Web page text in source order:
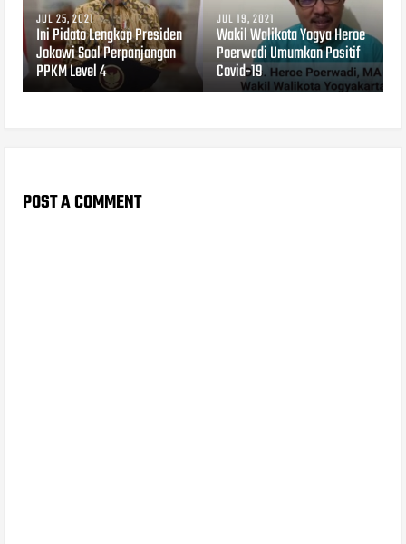
JUL 25, 2021
Ini Pidato Lengkap Presiden
Jokowi Soal Perpanjangan
PPKM Level 4
JUL 19, 2021
Wakil Walikota Yogya Heroe
Poerwadi Umumkan Positif
Covid-19
POST A COMMENT